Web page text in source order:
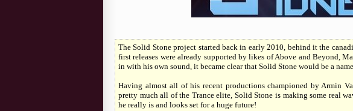
The Solid Stone project started back in early 2010, behind it the
first releases were already supported by likes of Above and Beyond,
in with his own sound, it became clear that Solid Stone would be a
Having almost all of his recent productions championed by Armin
pretty much all of the Trance elite, Solid Stone is making some real
he really is and looks set for a huge future!